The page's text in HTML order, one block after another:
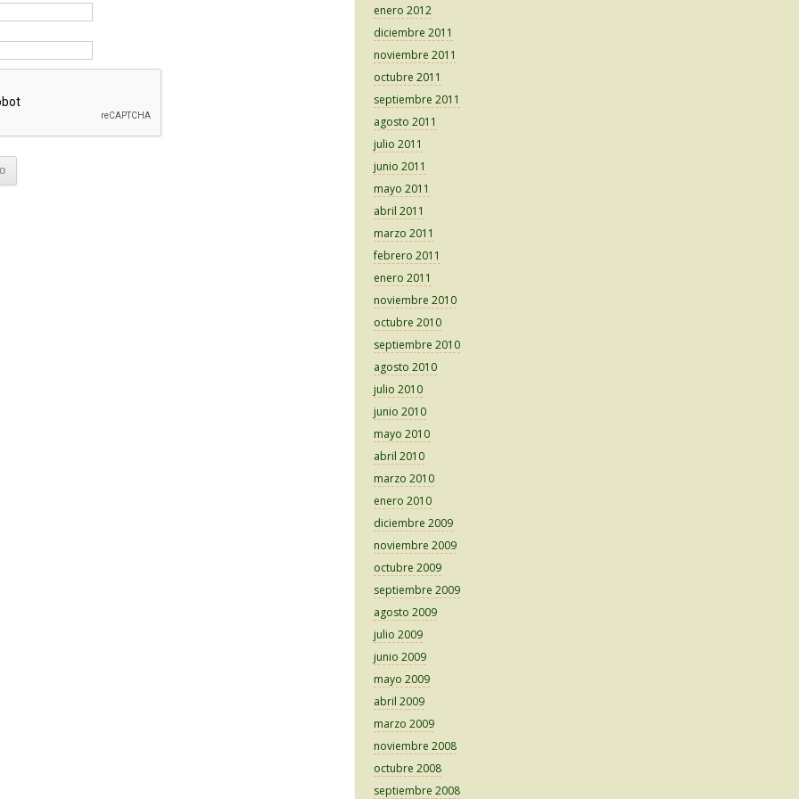
enero 2012
diciembre 2011
noviembre 2011
octubre 2011
septiembre 2011
agosto 2011
julio 2011
junio 2011
mayo 2011
abril 2011
marzo 2011
febrero 2011
enero 2011
noviembre 2010
octubre 2010
septiembre 2010
agosto 2010
julio 2010
junio 2010
mayo 2010
abril 2010
marzo 2010
enero 2010
diciembre 2009
noviembre 2009
octubre 2009
septiembre 2009
agosto 2009
julio 2009
junio 2009
mayo 2009
abril 2009
marzo 2009
noviembre 2008
octubre 2008
septiembre 2008